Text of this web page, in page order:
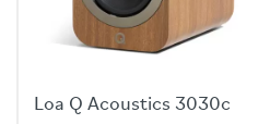
Loa Q Acoustics 3030c